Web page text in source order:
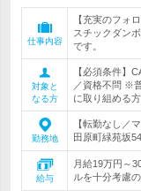
仕事内容
【充実のフォ
スチックダン
です。
対象と
なる方
【必須条件】
／資格不問 ※
に取り組める方
勤務地
【転勤なし／
田原町緑苑坂
給与
月給19万円～
ルを十分考慮